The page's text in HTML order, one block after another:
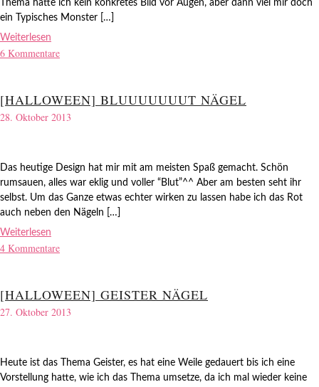
Thema hatte ich kein konkretes Bild vor Augen, aber dann viel mir doch
ein Typisches Monster […]
Weiterlesen
6 Kommentare
[HALLOWEEN] BLUUUUUUUT NÄGEL
28. Oktober 2013
Das heutige Design hat mir mit am meisten Spaß gemacht. Schön
rumsauen, alles war eklig und voller “Blut”^^ Aber am besten seht ihr
selbst. Um das Ganze etwas echter wirken zu lassen habe ich das Rot
auch neben den Nägeln […]
Weiterlesen
4 Kommentare
[HALLOWEEN] GEISTER NÄGEL
27. Oktober 2013
Heute ist das Thema Geister, es hat eine Weile gedauert bis ich eine
Vorstellung hatte, wie ich das Thema umsetze, da ich mal wieder keine